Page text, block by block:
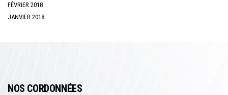
FÉVRIER 2018
JANVIER 2018
NOS CORDONNÉES